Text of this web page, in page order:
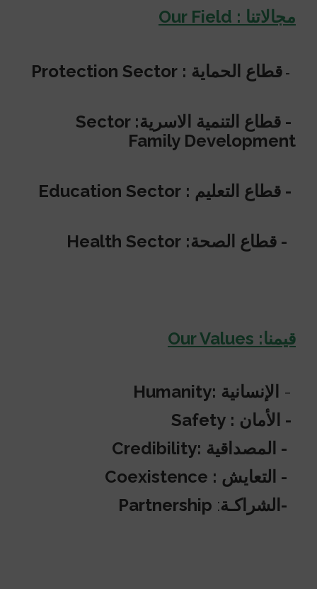
مجالاتنا : Our Field
- قطاع الحماية : Protection Sector
- قطاع التنمية الاسرية: Sector
Family Development
- قطاع التعليم : Education Sector
- قطاع الصحة: Health Sector
قيمنا: Our Values
- الإنسانية :Humanity
- الأمان : Safety
- المصداقية :Credibility
- التعايش :
-الشراكـة:
Partnership